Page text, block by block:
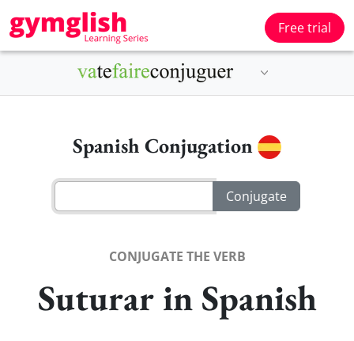
Free trial
Spanish Conjugation
CONJUGATE THE VERB
Suturar in Spanish